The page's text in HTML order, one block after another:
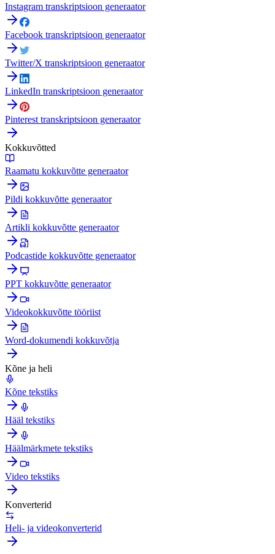
Instagram transkriptsioon generaator
Facebook transkriptsioon generaator
Twitter/X transkriptsioon generaator
LinkedIn transkriptsioon generaator
Pinterest transkriptsioon generaator
Kokkuvõtted
Raamatu kokkuvõtte generaator
Pildi kokkuvõtte generaator
Artikli kokkuvõtte generaator
Podcastide kokkuvõtte generaator
PPT kokkuvõtte generaator
Videokokkuvõtte tööriist
Word-dokumendi kokkuvõtja
Kõne ja heli
Kõne tekstiks
Hääl tekstiks
Häälmärkmete tekstiks
Video tekstiks
Konverterid
Heli- ja videokonverterid